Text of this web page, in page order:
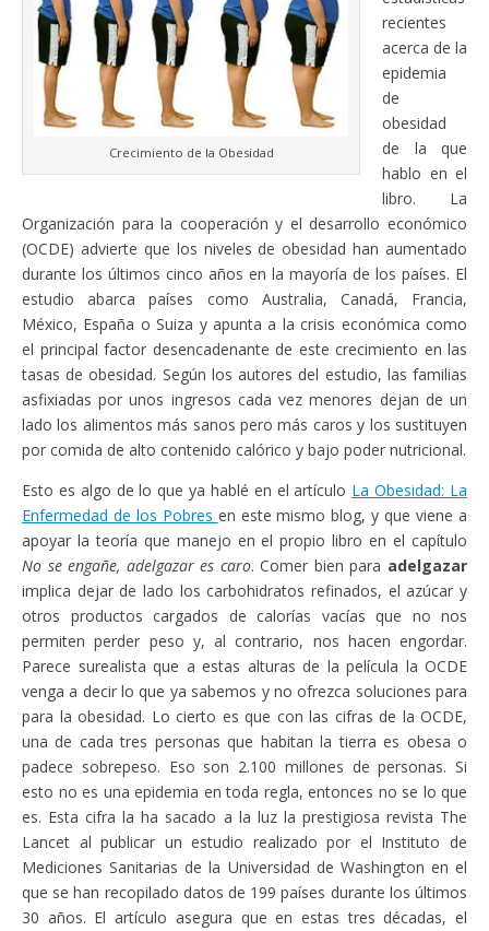
Crecimiento de la Obesidad
recientes
acerca de la
epidemia
de
obesidad
de la que
hablo en el
libro. La
Organización para la cooperación y el desarrollo económico
(OCDE) advierte que los niveles de obesidad han aumentado
durante los últimos cinco años en la mayoría de los países. El
estudio abarca países como Australia, Canadá, Francia,
México, España o Suiza y apunta a la crisis económica como
el principal factor desencadenante de este crecimiento en las
tasas de obesidad. Según los autores del estudio, las familias
asfixiadas por unos ingresos cada vez menores dejan de un
lado los alimentos más sanos pero más caros y los sustituyen
por comida de alto contenido calórico y bajo poder nutricional.
Esto es algo de lo que ya hablé en el artículo La Obesidad: La
Enfermedad de los Pobres en este mismo blog, y que viene a
apoyar la teoría que manejo en el propio libro en el capítulo
No se engañe, adelgazar es caro. Comer bien para adelgazar
implica dejar de lado los carbohidratos refinados, el azúcar y
otros productos cargados de calorías vacías que no nos
permiten perder peso y, al contrario, nos hacen engordar.
Parece surealista que a estas alturas de la película la OCDE
venga a decir lo que ya sabemos y no ofrezca soluciones para
para la obesidad. Lo cierto es que con las cifras de la OCDE,
una de cada tres personas que habitan la tierra es obesa o
padece sobrepeso. Eso son 2.100 millones de personas. Si
esto no es una epidemia en toda regla, entonces no se lo que
es. Esta cifra la ha sacado a la luz la prestigiosa revista The
Lancet al publicar un estudio realizado por el Instituto de
Mediciones Sanitarias de la Universidad de Washington en el
que se han recopilado datos de 199 países durante los últimos
30 años. El artículo asegura que en estas tres décadas, el